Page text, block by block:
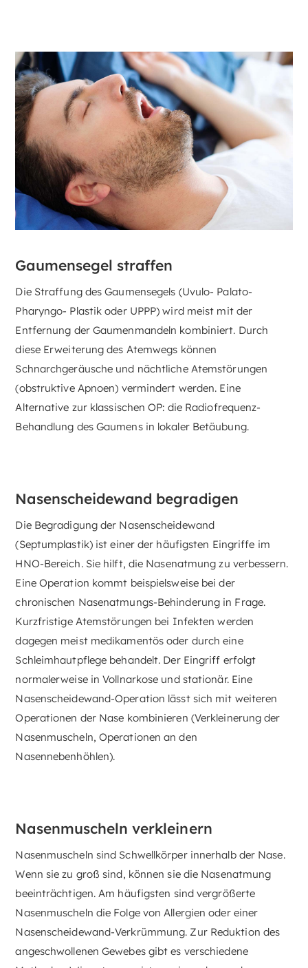
Gaumensegel straffen
Die Straffung des Gaumensegels (Uvulo- Palato-
Pharyngo- Plastik oder UPPP) wird meist mit der
Entfernung der Gaumenmandeln kombiniert. Durch
diese Erweiterung des Atemwegs können
Schnarchgeräusche und nächtliche Atemstörungen
(obstruktive Apnoen) vermindert werden. Eine
Alternative zur klassischen OP: die Radiofrequenz-
Behandlung des Gaumens in lokaler Betäubung.
Nasenscheidewand begradigen
Die Begradigung der Nasenscheidewand
(Septumplastik) ist einer der häufigsten Eingriffe im
HNO-Bereich. Sie hilft, die Nasenatmung zu verbessern.
Eine Operation kommt beispielsweise bei der
chronischen Nasenatmungs-Behinderung in Frage.
Kurzfristige Atemstörungen bei Infekten werden
dagegen meist medikamentös oder durch eine
Schleimhautpflege behandelt. Der Eingriff erfolgt
normalerweise in Vollnarkose und stationär. Eine
Nasenscheidewand-Operation lässt sich mit weiteren
Operationen der Nase kombinieren (Verkleinerung der
Nasenmuscheln, Operationen an den
Nasennebenhöhlen).
Nasenmuscheln verkleinern
Nasenmuscheln sind Schwellkörper innerhalb der Nase.
Wenn sie zu groß sind, können sie die Nasenatmung
beeinträchtigen. Am häufigsten sind vergrößerte
Nasenmuscheln die Folge von Allergien oder einer
Nasenscheidewand-Verkrümmung. Zur Reduktion des
angeschwollenen Gewebes gibt es verschiedene